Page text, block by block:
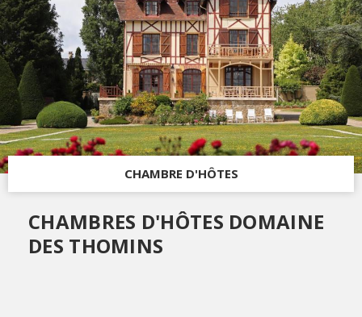
CHAMBRE D'HÔTES
CHAMBRES D'HÔTES DOMAINE
DES THOMINS